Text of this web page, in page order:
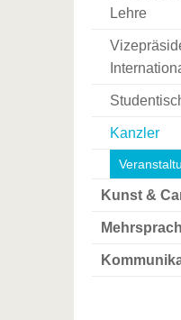
Lehre
Kanzler
Kunst &